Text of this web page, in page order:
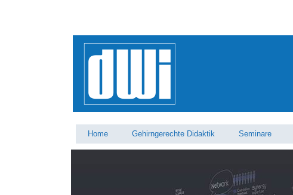
Home Gehirngerechte Didaktik Seminare